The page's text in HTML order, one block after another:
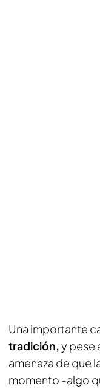
Una importante
tradición,y pese
amenaza de que
momento -algo